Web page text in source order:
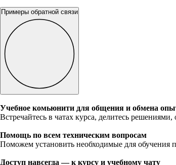
Примеры обратной связи
Учебное комьюнити для общения и обмена
Встречайтесь в чатах курса, делитесь
Помощь по всем техническим вопросам
Поможем установить необходимые для обучения
Доступ навсегда — к курсу и учебному чату